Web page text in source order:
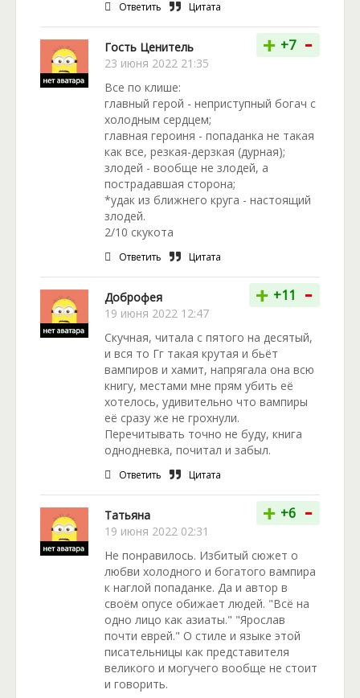
Ответить Цитата
Гость Ценитель
23 июня 2022 21:35
+ +7 -
Все по клише:
главный герой - неприступный богач с
холодным сердцем;
главная героиня - попаданка не такая
как все, резкая-дерзкая (дурная);
злодей - вообще не злодей, а
пострадавшая сторона;
*удак из ближнего круга - настоящий
злодей.
2/10 скукота
Ответить Цитата
Доброфея
19 июня 2022 12:47
+ +11 -
Скучная, читала с пятого на десятый,
и вся то Гг такая крутая и бьёт
вампиров и хамит, напрягала она всю
книгу, местами мне прям убить её
хотелось, удивительно что вампиры
её сразу же не грохнули.
Перечитывать точно не буду, книга
однодневка, почитал и забыл.
Ответить Цитата
Taтьяна
19 июня 2022 02:31
+ +6 -
Не понравилось. Избитый сюжет о
любви холодного и богатого вампира
к наглой попаданке. Да и автор в
своём опусе обижает людей. "Всё на
одно лицо как азиаты." "Ярослав
почти еврей." О стиле и языке этой
писательницы как представителя
великого и могучего вообще не стоит
и говорить.